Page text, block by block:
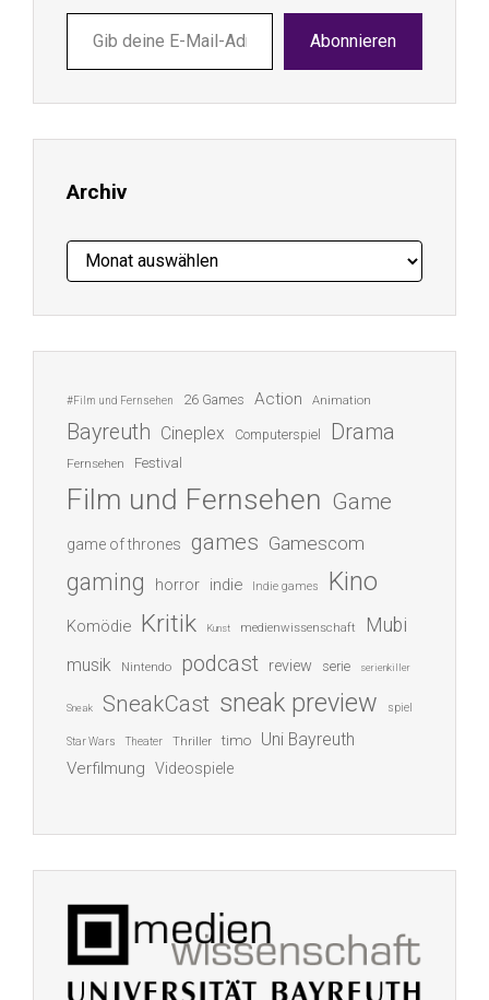
deine
E-
ein ...
Abonnieren
Archiv
Archiv
#Film und Fernsehen 26 Games Action Animation
Bayreuth Cineplex Computerspiel Drama
Fernsehen Festival
Film und Fernsehen Game
game of thrones games Gamescom
gaming horror indie Indie games Kino
Komödie Kritik Kunst medienwissenschaft Mubi
musik Nintendo podcast review serie serienkiller
Sneak SneakCast sneak preview spiel
Star Wars Theater Thriller timo Uni Bayreuth
Verfilmung Videospiele